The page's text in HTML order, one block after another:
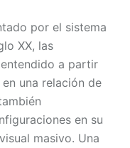
por el sistema
XX, las
a partir
una relación de
en su
masivo. Una